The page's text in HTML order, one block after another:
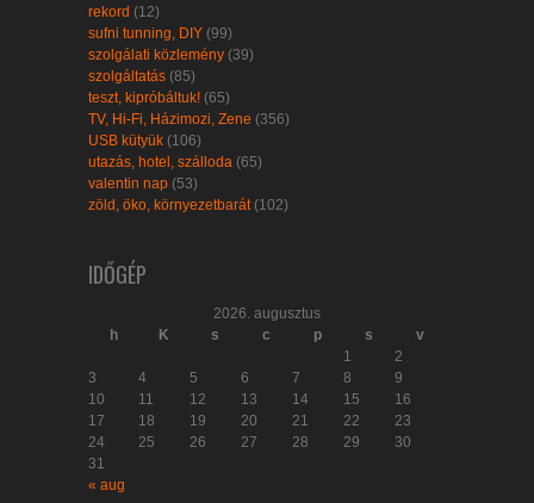
rekord (12)
sufni tunning, DIY (99)
szolgálati közlemény (39)
szolgáltatás (85)
teszt, kipróbáltuk! (65)
TV, Hi-Fi, Házimozi, Zene (356)
USB kütyük (106)
utazás, hotel, szálloda (65)
valentin nap (53)
zöld, öko, környezetbarát(102)
IDŐGÉP
2026. augusztus
h
K s c p s
v
1
2
3
4 5 6 7 8
9
10
11 12 13 14 15
16
17
18 19 20 21 22
23
24
25 26 27 28 29
30
31
« aug